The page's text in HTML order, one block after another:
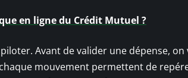
en ligne du Crédit Mutuel ?
Avant de valider une dépense, on
mouvement permettent de